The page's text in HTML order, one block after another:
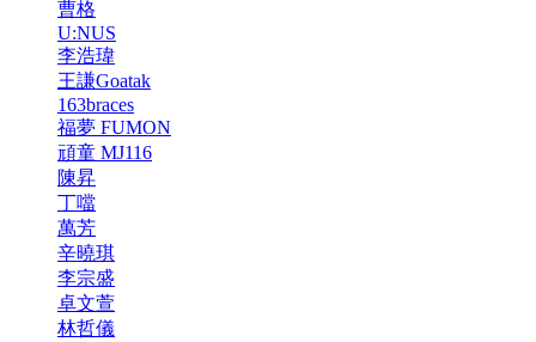
曹格
U:NUS
李浩瑋
王謙Goatak
163braces
福夢 FUMON
頑童 MJ116
陳昇
丁噹
萬芳
辛曉琪
李宗盛
卓文萱
林哲儀